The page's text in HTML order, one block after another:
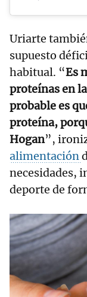
Uriarte
supuesto
habitual. “Es
proteínas en
probable es
proteína,
Hogan”,
alimentación
necesidades,
deporte de